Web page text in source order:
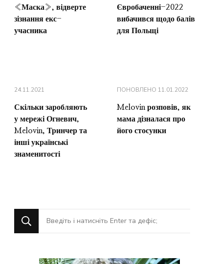
«Маска», відверте
зізнання екс-
учасника
Євробаченні-2022
вибачився щодо балів
для Польщі
24.11.2021
Скільки заробляють
у мережі Огневич,
Melovin, Тринчер та
інші українські
знаменитості
ПОНОВЛЕНО 11.01.2022
Melovin розповів, як
мама дізналася про
його стосунки
Шукаєте
щось?